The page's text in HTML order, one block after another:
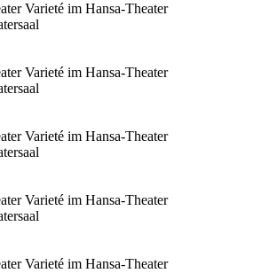
Varieté im Hansa-Theater
Varieté im Hansa-Theater
Varieté im Hansa-Theater
Varieté im Hansa-Theater
Varieté im Hansa-Theater